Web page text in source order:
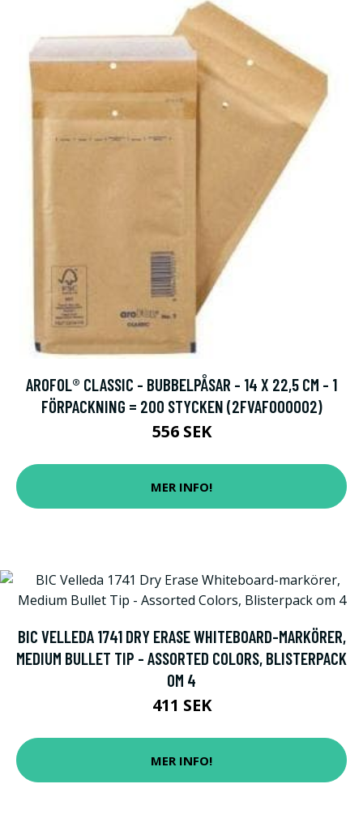
AROFOL® CLASSIC - BUBBELPÅSAR - 14 X 22,5 CM - 1
FÖRPACKNING = 200 STYCKEN (2FVAF000002)
556 SEK
MER INFO!
BIC VELLEDA 1741 DRY ERASE WHITEBOARD-MARKÖRER,
MEDIUM BULLET TIP - ASSORTED COLORS, BLISTERPACK
OM 4
411 SEK
MER INFO!